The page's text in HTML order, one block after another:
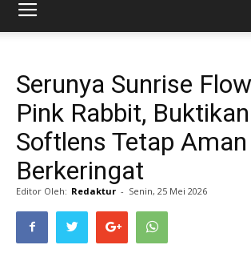
Obsession
Serunya Sunrise
Pink Rabbit, Buktikan
Softlens Tetap
Berkeringat
Editor Oleh: Redaktur - Senin, 25 Mei 2026